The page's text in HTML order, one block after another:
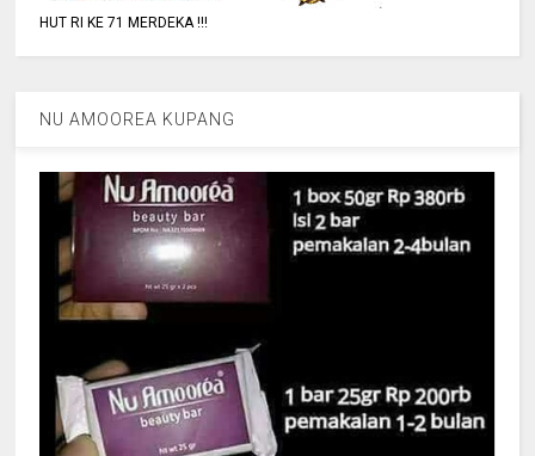
HUT RI KE 71 MERDEKA !!!
NU AMOOREA KUPANG